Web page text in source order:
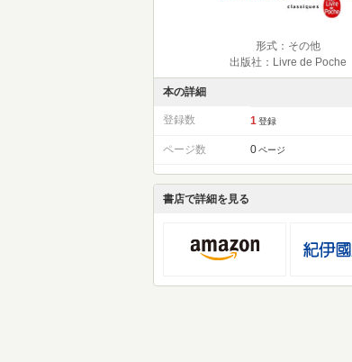
形式：その他
出版社：Livre de Poche
本の詳細
登録数 1 登録
ページ数 0 ページ
書店で詳細を見る